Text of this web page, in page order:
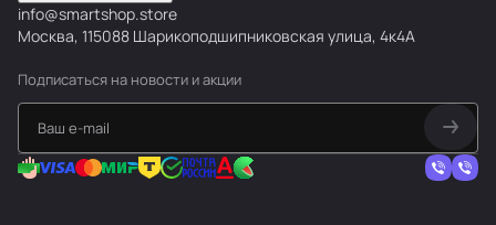
info@smartshop.store
Москва, 115088 Шарикоподшипниковская улица, 4к4А
Подписаться на новости и акции